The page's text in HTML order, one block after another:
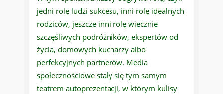
jedni rolę ludzi sukcesu, inni rolę idealnych
rodziców, jeszcze inni rolę wiecznie
szczęśliwych podróżników, ekspertów od
życia, domowych kucharzy albo
perfekcyjnych partnerów. Media
społecznościowe stały się tym samym
teatrem autoprezentacji, w którym kulisy